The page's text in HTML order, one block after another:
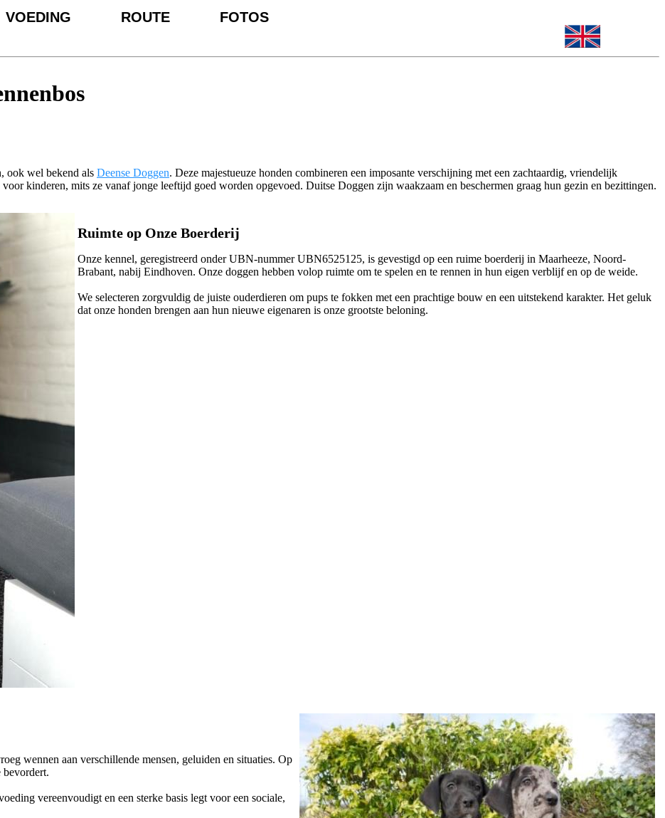
VOEDING ROUTE FOTOS
ook wel bekend als Deense Doggen. Deze majestueuze honden combineren een imposante verschijning met een zachtaardig, vriendelijk
kinderen, mits ze vanaf jonge leeftijd goed worden opgevoed. Duitse Doggen zijn waakzaam en beschermen graag hun gezin en bezittingen.
Ruimte op Onze Boerderij
Onze kennel, geregistreerd onder UBN-nummer UBN6525125, is gevestigd op een ruime boerderij in Maarheeze, Noord-
Brabant, nabij Eindhoven. Onze doggen hebben volop ruimte om te spelen en te rennen in hun eigen verblijf en op de weide.
We selecteren zorgvuldig de juiste ouderdieren om pups te fokken met een prachtige bouw en een uitstekend karakter. Het geluk
dat onze honden brengen aan hun nieuwe eigenaren is onze grootste beloning.
wennen aan verschillende mensen, geluiden en situaties. Op
bevordert.
vereenvoudigt en een sterke basis legt voor een sociale,